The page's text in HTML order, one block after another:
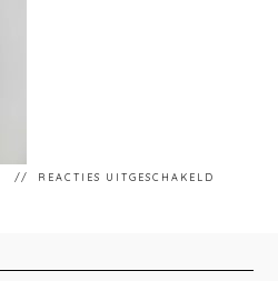
REACTIES UITGESCHAKELD